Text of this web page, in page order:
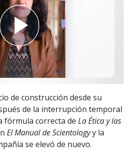
de construcción desde su
de la interrupción temporal
fórmula correcta de La Ética y las
El Manual de Scientologyy la
se elevó de nuevo.